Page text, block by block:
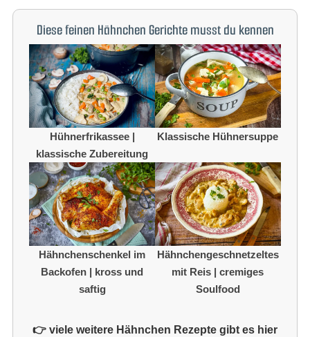
Diese feinen Hähnchen Gerichte musst du kennen
Hühnerfrikassee |
klassische Zubereitung
Klassische Hühnersuppe
Hähnchenschenkel im
Backofen | kross und
saftig
Hähnchengeschnetzeltes
mit Reis | cremiges
Soulfood
👉 viele weitere Hähnchen Rezepte gibt es hier